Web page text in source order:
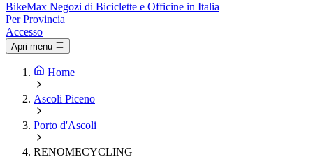
BikeMax Negozi di Biciclette e Officine in Italia
Per Provincia
Accesso
Apri menu
Home
Ascoli Piceno
Porto d'Ascoli
RENOMECYCLING